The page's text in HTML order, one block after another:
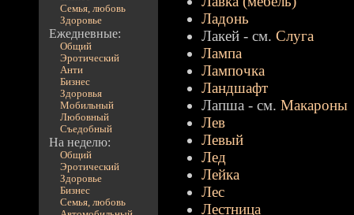
Семья, любовь
Здоровье
Ежедневные:
Общий
Эротический
Анти
Бизнес
Здоровья
Мобильный
Любовный
Съедобный
На неделю:
Общий
Эротический
Здоровье
Бизнес
Семья, любовь
Ладонь
Лакей - см. Слуга
Лампа
Лампочка
Ландшафт
Лапша - см. Макароны
Лев
Левый
Лед
Лейка
Лес
Лестница